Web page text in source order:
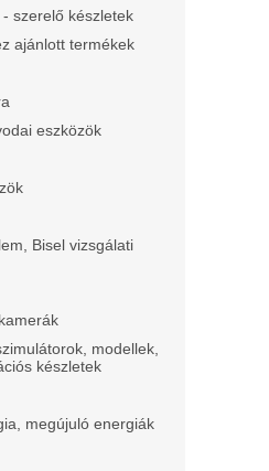
szerelő készletek
ajánlott termékek
eszközök
Bisel vizsgálati
modellek,
készletek
megújuló energiák